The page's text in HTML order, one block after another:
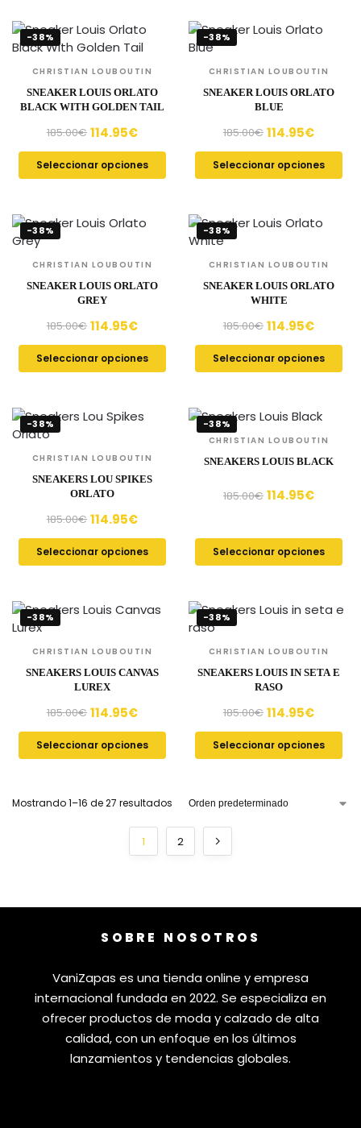
-38%
CHRISTIAN LOUBOUTIN
SNEAKER LOUIS ORLATO
BLACK WITH GOLDEN TAIL
185.00€ 114.95€
Seleccionar opciones
-38%
CHRISTIAN LOUBOUTIN
SNEAKER LOUIS ORLATO
BLUE
185.00€ 114.95€
Seleccionar opciones
-38%
CHRISTIAN LOUBOUTIN
SNEAKER LOUIS ORLATO
GREY
185.00€ 114.95€
Seleccionar opciones
-38%
CHRISTIAN LOUBOUTIN
SNEAKER LOUIS ORLATO
WHITE
185.00€ 114.95€
Seleccionar opciones
-38%
CHRISTIAN LOUBOUTIN
SNEAKERS LOU SPIKES
ORLATO
185.00€ 114.95€
Seleccionar opciones
-38%
CHRISTIAN LOUBOUTIN
SNEAKERS LOUIS BLACK
185.00€ 114.95€
Seleccionar opciones
-38%
CHRISTIAN LOUBOUTIN
SNEAKERS LOUIS CANVAS
LUREX
185.00€ 114.95€
Seleccionar opciones
-38%
CHRISTIAN LOUBOUTIN
SNEAKERS LOUIS IN SETA E
RASO
185.00€ 114.95€
Seleccionar opciones
Mostrando 1–16 de 27 resultados
1 2
SOBRE NOSOTROS
VaniZapas es una tienda online y empresa
internacional fundada en 2022. Se especializa en
ofrecer productos de moda y calzado de alta
calidad, con un enfoque en los últimos
lanzamientos y tendencias globales.